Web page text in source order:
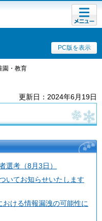
PC版を表示
メニュ
ー
園・教育
更新日：2024年6月19日
選考（8月3日）
いてお知らせいたします
ける情報漏洩の可能性に